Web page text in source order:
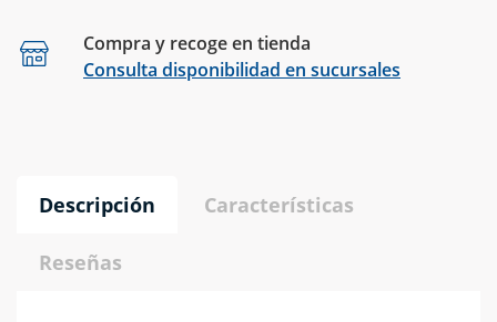
Compra y recoge en tienda
Consulta disponibilidad en sucursales
Descripción Características
Reseñas